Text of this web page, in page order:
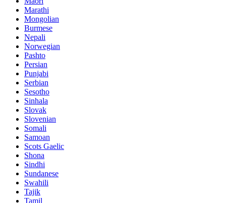
Marathi
Mongolian
Burmese
Nepali
Norwegian
Pashto
Persian
Punjabi
Serbian
Sesotho
Sinhala
Slovak
Slovenian
Somali
Samoan
Scots Gaelic
Shona
Sindhi
Sundanese
Swahili
Tajik
Tamil